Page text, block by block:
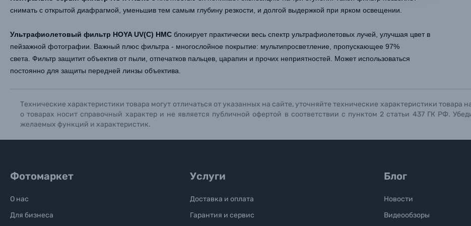
Отправить вопрос
Отправить вопрос
Книги о фотографии, альбомы известных фотографов
Солнцезащитные очки
Б/У фототехника (Комиссионные товары)
снимать с открытой диафрагмой, уменьшив тем самым глубину резкости, и долгой выдержкой при ярком освещении.
Ультрафиолетовый фильтр HOYA UV(C) HMC блокирует практически весь спектр ультрафиолетовых лучей, улучшая цвет в
пейзажной фотографии . Важный плюс фильтра - многослойное покрытие: мультипросветление, пропускающее 97%
света. Фильтр защитит объектив от пыли, отпечатков пальцев, царапин и прочих неприятностей. Может использоваться
постоянно для защиты передней линзы объектива.
Технические характеристики товара могут отличаться от указанных на сайте, уточняйте технические характеристики
о товарах носит справочный характер и не является публичной офертой в соответствии с пунктом 2 статьи 437 ГК РФ.
желаемых функций и характеристик.
Отправить вопрос
Фотомаркет
О нас
Для бизнеса
Услуги
Доставка и оплата
Гарантия и сервис
Блог
Новости
Видеообзоры